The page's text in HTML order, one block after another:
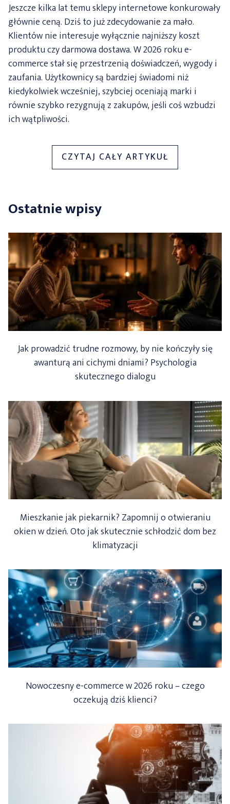
Jeszcze kilka lat temu sklepy internetowe konkurowały
głównie ceną. Dziś to już zdecydowanie za mało.
Klientów nie interesuje wyłącznie najniższy koszt
produktu czy darmowa dostawa. W 2026 roku e-
commerce stał się przestrzenią doświadczeń, wygody i
zaufania. Użytkownicy są bardziej świadomi niż
kiedykolwiek wcześniej, szybciej oceniają marki i
równie szybko rezygnują z zakupów, jeśli coś wzbudzi
ich wątpliwości.
CZYTAJ CAŁY ARTYKUŁ
E-
–
CZEGO
OCZEKUJĄ
DZIŚ
KLIENCI?”
Ostatnie wpisy
Jak prowadzić trudne rozmowy, by nie kończyły się
awanturą ani cichymi dniami? Psychologia
skutecznego dialogu
Mieszkanie jak piekarnik? Zapomnij o otwieraniu
okien w dzień. Oto jak skutecznie schłodzić dom bez
klimatyzacji
Nowoczesny e-commerce w 2026 roku – czego
oczekują dziś klienci?